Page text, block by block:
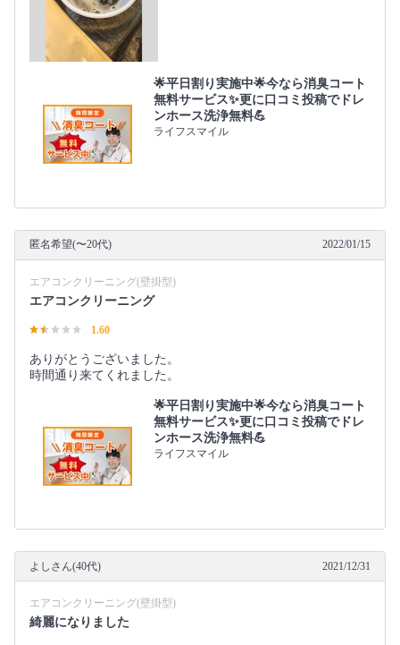
🌟平日割り実施中🌟今なら消臭コート
無料サービス✨更に口コミ投稿でドレ
ンホース洗浄無料💪
ライフスマイル
匿名希望(〜20代) 2022/01/15
エアコンクリーニング(壁掛型)
エアコンクリーニング
1.60
ありがとうございました。
時間通り来てくれました。
🌟平日割り実施中🌟今なら消臭コート
無料サービス✨更に口コミ投稿でドレ
ンホース洗浄無料💪
ライフスマイル
よしさん(40代) 2021/12/31
エアコンクリーニング(壁掛型)
綺麗になりました